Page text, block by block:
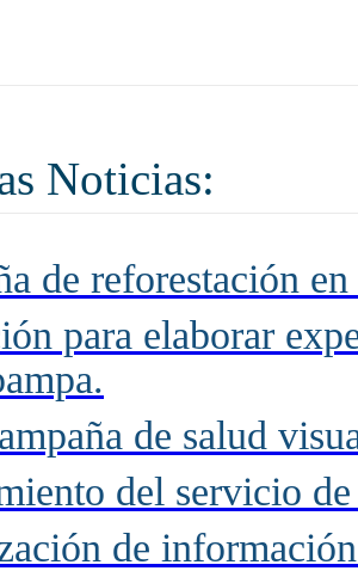
Noticias:
de reforestación
para elaborar
de salud
del servicio
de